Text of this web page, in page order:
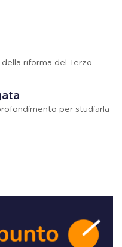
riforma del Terzo
per studiarla